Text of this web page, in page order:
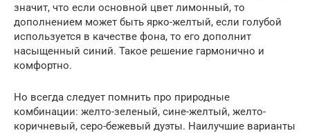
значит, что если основной цвет лимонный, то
дополнением может быть ярко-желтый, если голубой
используется в качестве фона, то его дополнит
насыщенный синий. Такое решение гармонично и
комфортно.
Но всегда следует помнить про природные
комбинации: желто-зеленый, сине-желтый, желто-
коричневый, серо-бежевый дуэты. Наилучшие варианты